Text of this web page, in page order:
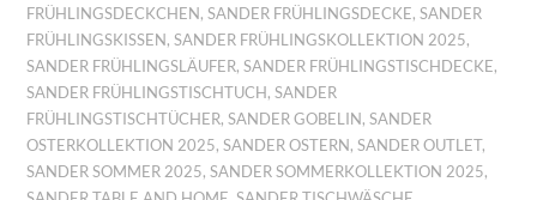
FRÜHLINGSDECKCHEN ,SANDER FRÜHLINGSDECKE,SANDER
FRÜHLINGSKISSEN ,SANDER FRÜHLINGSKOLLEKTION 2025,
SANDER FRÜHLINGSLÄUFER,SANDER FRÜHLINGSTISCHDECKE,
SANDER FRÜHLINGSTISCHTUCH ,SANDER
FRÜHLINGSTISCHTÜCHER,SANDER GOBELIN ,SANDER
OSTERKOLLEKTION 2025,SANDER OSTERN ,SANDER OUTLET,
SANDER SOMMER 2025,SANDER SOMMERKOLLEKTION 2025,